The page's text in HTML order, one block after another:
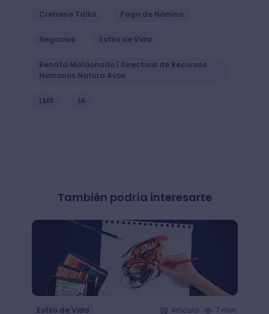
Crehana Talks Pago de Nómina
Negocios Estilo de Vida
Renata Maldonado | Directora de Recursos
Humanos Natura Avon
LMS IA
También podría interesarte
Estilo de Vida Articulo 7 min.